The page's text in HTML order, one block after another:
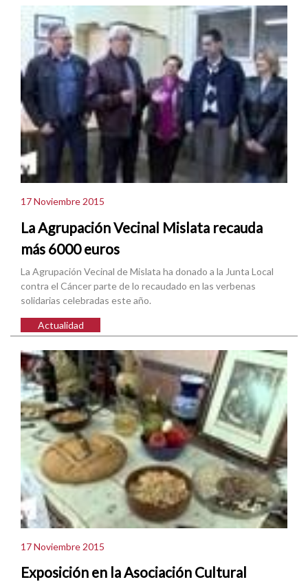
17 Noviembre 2015
La Agrupación Vecinal Mislata recauda
más 6000 euros
La Agrupación Vecinal de Mislata ha donado a la Junta Local
contra el Cáncer parte de lo recaudado en las verbenas
solidarias celebradas este año.
Actualidad
17 Noviembre 2015
Exposición en la Asociación Cultural